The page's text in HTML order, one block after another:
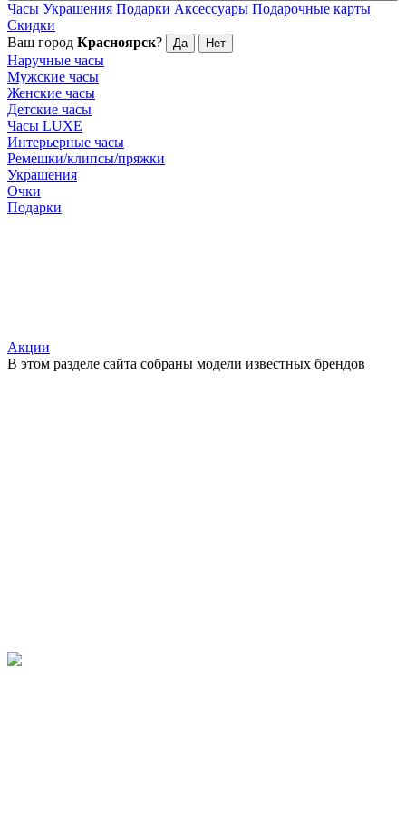
Часы Украшения Подарки Аксессуары Подарочные карты
Скидки
Ваш город Красноярск? Да Нет
Наручные часы
Мужские часы
Женские часы
Детские часы
Часы LUXE
Интерьерные часы
Ремешки/клипсы/пряжки
Украшения
Очки
Подарки
Акции
В этом разделе сайта собраны модели известных брендов